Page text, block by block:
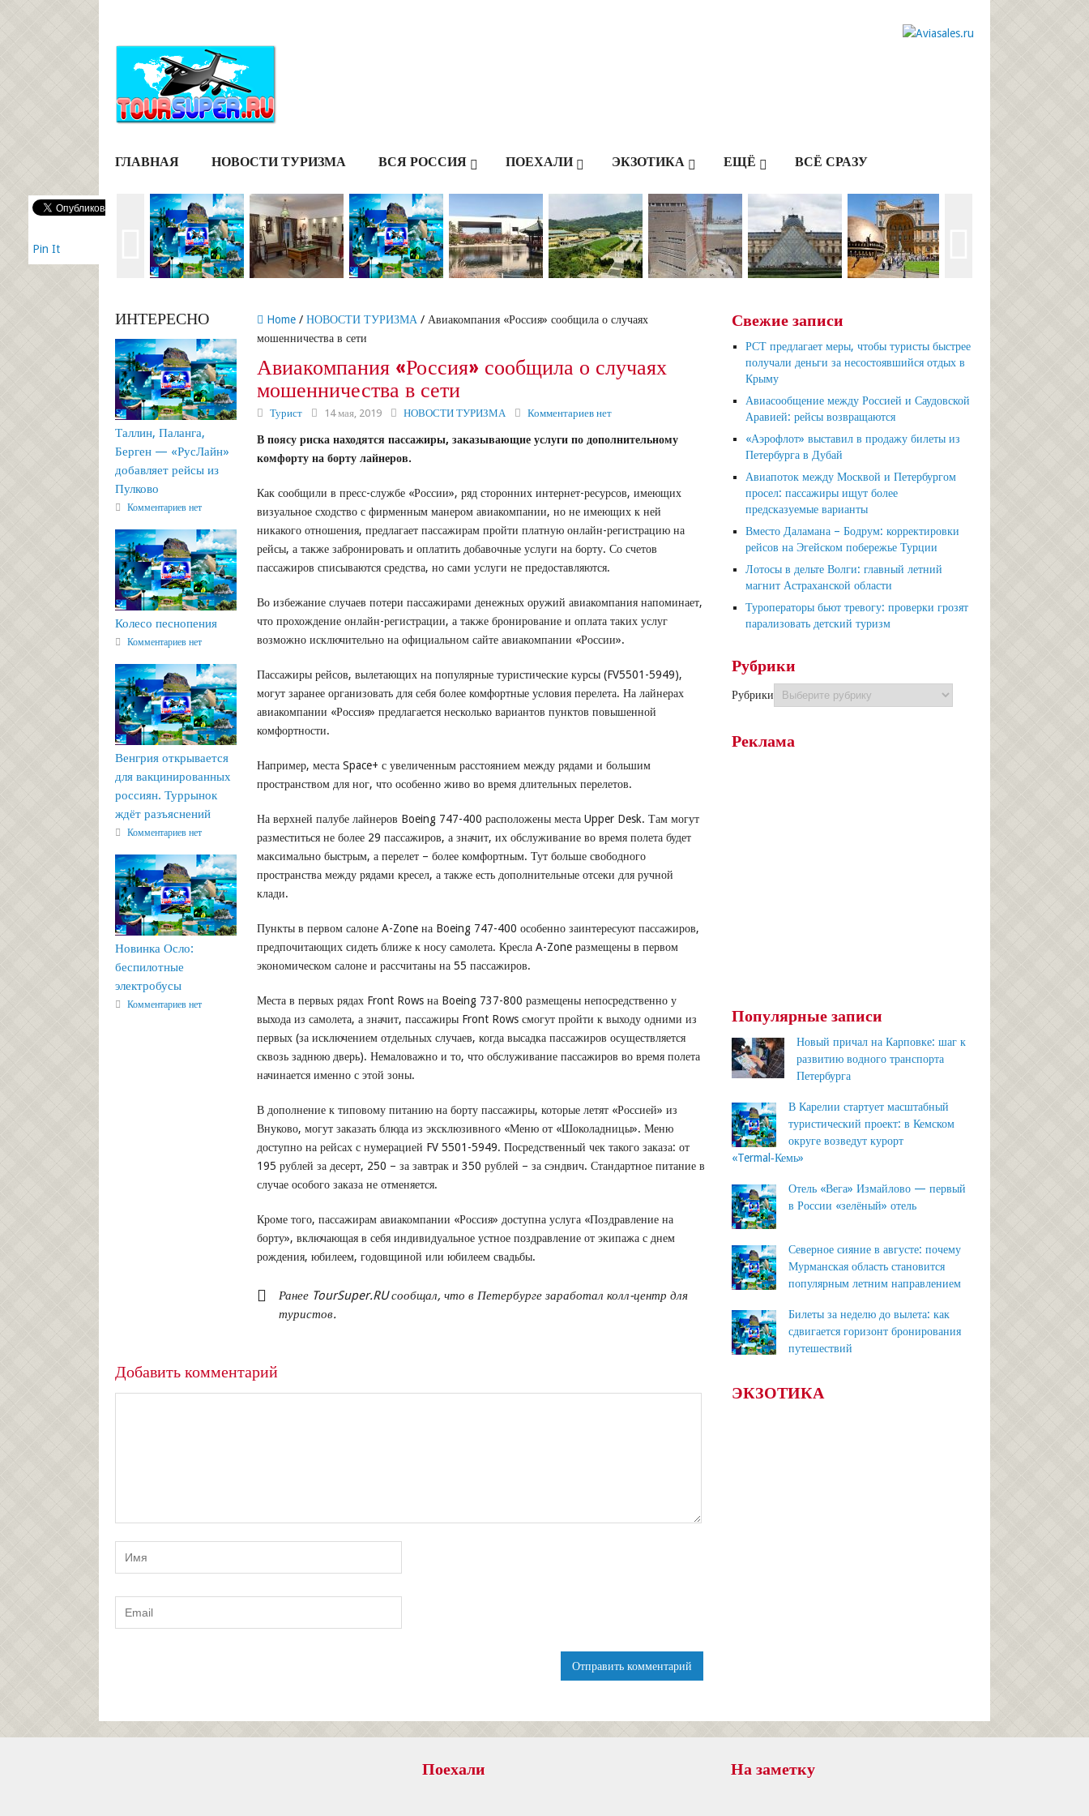
ГЛАВНАЯ НОВОСТИ ТУРИЗМА ВСЯ РОССИЯ ПОЕХАЛИ ЭКЗОТИКА ЕЩЁ ВСЁ СРАЗУ
Home /НОВОСТИ ТУРИЗМА / Авиакомпания «Россия» сообщила о случаях
мошенничества в сети
Авиакомпания «Россия» сообщила о случаях
мошенничества в сети
Турист 14 мая, 2019 НОВОСТИ ТУРИЗМА Комментариев нет
В поясу риска находятся пассажиры, заказывающие услуги по дополнительному
комфорту на борту лайнеров.
Как сообщили в пресс-службе «России», ряд сторонних интернет-ресурсов, имеющих
визуальное сходство с фирменным манером авиакомпании, но не имеющих к ней
никакого отношения, предлагает пассажирам пройти платную онлайн-регистрацию на
рейсы, а также забронировать и оплатить добавочные услуги на борту. Со счетов
пассажиров списываются средства, но сами услуги не предоставляются.
Во избежание случаев потери пассажирами денежных оружий авиакомпания напоминает,
что прохождение онлайн-регистрации, а также бронирование и оплата таких услуг
возможно исключительно на официальном сайте авиакомпании «России».
Пассажиры рейсов, вылетающих на популярные туристические курсы (FV5501-5949),
могут заранее организовать для себя более комфортные условия перелета. На лайнерах
авиакомпании «Россия» предлагается несколько вариантов пунктов повышенной
комфортности.
Например, места Space+ с увеличенным расстоянием между рядами и большим
пространством для ног, что особенно живо во время длительных перелетов.
На верхней палубе лайнеров Boeing 747-400 расположены места Upper Desk. Там могут
разместиться не более 29 пассажиров, а значит, их обслуживание во время полета будет
максимально быстрым, а перелет – более комфортным. Тут больше свободного
пространства между рядами кресел, а также есть дополнительные отсеки для ручной
клади.
Пункты в первом салоне A-Zone на Boeing 747-400 особенно заинтересуют пассажиров,
предпочитающих сидеть ближе к носу самолета. Кресла A-Zone размещены в первом
экономическом салоне и рассчитаны на 55 пассажиров.
Места в первых рядах Front Rows на Boeing 737-800 размещены непосредственно у
выхода из самолета, а значит, пассажиры Front Rows смогут пройти к выходу одними из
первых (за исключением отдельных случаев, когда высадка пассажиров осуществляется
сквозь заднюю дверь). Немаловажно и то, что обслуживание пассажиров во время полета
начинается именно с этой зоны.
В дополнение к типовому питанию на борту пассажиры, которые летят «Россией» из
Внуково, могут заказать блюда из эксклюзивного «Меню от «Шоколадницы». Меню
доступно на рейсах с нумерацией FV 5501-5949. Посредственный чек такого заказа: от
195 рублей за десерт, 250 – за завтрак и 350 рублей – за сэндвич. Стандартное питание в
случае особого заказа не отменяется.
Кроме того, пассажирам авиакомпании «Россия» доступна услуга «Поздравление на
борту», включающая в себя индивидуальное устное поздравление от экипажа с днем
рождения, юбилеем, годовщиной или юбилеем свадьбы.
Ранее TourSuper.RU сообщал, что в Петербурге заработал колл-центр для
туристов.
Pin It
ИНТЕРЕСНО
Таллин, Паланга,
Берген — «РусЛайн»
добавляет рейсы из
Пулково
Комментариев нет
Колесо песнопения
Комментариев нет
Венгрия открывается
для вакцинированных
россиян. Туррынок
ждёт разъяснений
Комментариев нет
Новинка Осло:
беспилотные
электробусы
Комментариев нет
Добавить комментарий
Свежие записи
РСТ предлагает меры, чтобы туристы быстрее
получали деньги за несостоявшийся отдых в
Крыму
Авиасообщение между Россией и Саудовской
Аравией: рейсы возвращаются
«Аэрофлот» выставил в продажу билеты из
Петербурга в Дубай
Авиапоток между Москвой и Петербургом
просел: пассажиры ищут более
предсказуемые варианты
Вместо Даламана – Бодрум: корректировки
рейсов на Эгейском побережье Турции
Лотосы в дельте Волги: главный летний
магнит Астраханской области
Туроператоры бьют тревогу: проверки грозят
парализовать детский туризм
Рубрики
Рубрики
Реклама
Популярные записи
Новый причал на Карповке: шаг к
развитию водного транспорта
Петербурга
В Карелии стартует масштабный
туристический проект: в Кемском
округе возведут курорт
«Termal‑Кемь»
Отель «Вега» Измайлово — первый
в России «зелёный» отель
Северное сияние в августе: почему
Мурманская область становится
популярным летним направлением
Билеты за неделю до вылета: как
сдвигается горизонт бронирования
путешествий
ЭКЗОТИКА
Поехали На заметку